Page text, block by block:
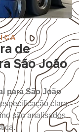
de
São João
para São João
clara.
são analisados